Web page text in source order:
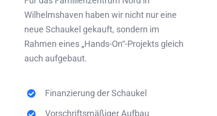
Wilhelmshaven haben wir nicht nur eine
neue Schaukel gekauft, sondern im
Rahmen eines „Hands-On“-Projekts gleich
auch aufgebaut.
Finanzierung der Schaukel
Vorschriftsmäßiger Aufbau